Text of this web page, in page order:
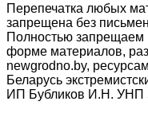
Перепечатка любых
запрещена без
Полностью запрещаем
форме материалов,
newgrodno.by,
Беларусь
ИП Бубликов И.Н. УНП